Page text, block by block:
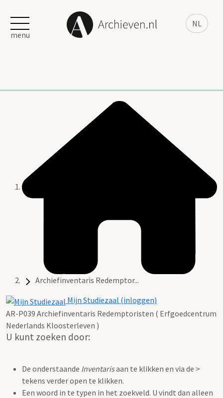
NL
menu
Archiefinventaris Redemptor...
Mijn Studiezaal (inloggen)
AR-P039 Archiefinventaris Redemptoristen ( Erfgoedcentrum
Nederlands Kloosterleven )
U kunt zoeken door:
De onderstaande Inventarisaan te klikken en via de >
tekens verder open te klikken.
Een woord in te typen in het zoekveld. U vindt dan alleen